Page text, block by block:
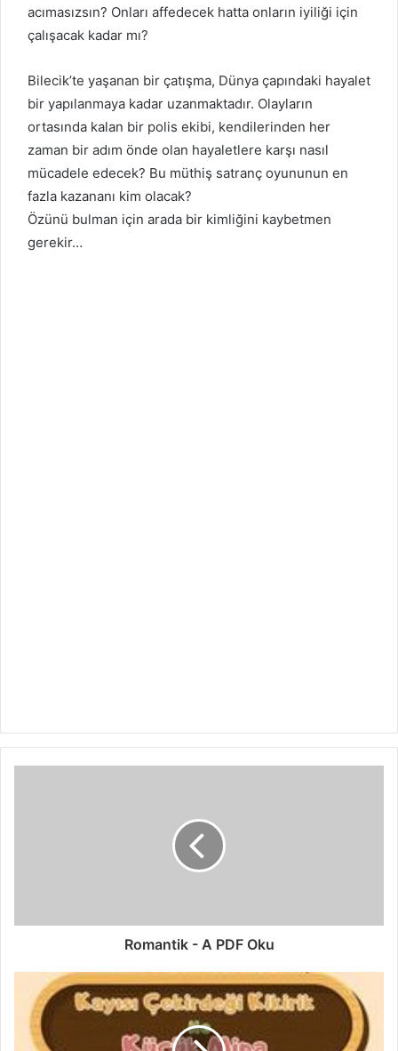
acımasızsın? Onları affedecek hatta onların iyiliği için
çalışacak kadar mı?
Bilecik’te yaşanan bir çatışma, Dünya çapındaki hayalet
bir yapılanmaya kadar uzanmaktadır. Olayların
ortasında kalan bir polis ekibi, kendilerinden her
zaman bir adım önde olan hayaletlere karşı nasıl
mücadele edecek? Bu müthiş satranç oyununun en
fazla kazananı kim olacak?
Özünü bulman için arada bir kimliğini kaybetmen
gerekir…
Romantik - A PDF Oku